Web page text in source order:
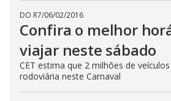
DO R7/06/02/2016
Confira o melhor
viajar neste sábado
CET estima que 2 milhões de
rodoviária neste Carnaval